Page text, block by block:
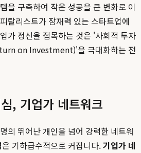
을 구축하여 작은 성공을 큰 변화로 이
탈리스트가 잠재력 있는 스타트업에
가 정신을 접목하는 것은 '사회적 투자
on Investment)'을 극대화하는 전
, 기업가 네트워크
의 뛰어난 개인을 넘어 강력한 네트워
기하급수적으로 커집니다.기업가 네